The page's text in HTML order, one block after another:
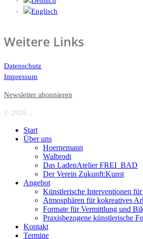
Weitere Links
Datenschutz
Impressum
Newsletter abonnieren
© 2026 .
Start
Über uns
Hoernemann
Walbrodt
Das LadenAtelier FREI_BAD
Der Verein Zukunft:Kunst
Angebot
Künstlerische Interventionen
Atmosphären für kokreatives
Formate für Vermittlung und
Praxisbezogene künstlerische
Kontakt
Termine